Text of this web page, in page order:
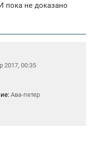
пока не доказано
2017, 00:35
Ава-петер